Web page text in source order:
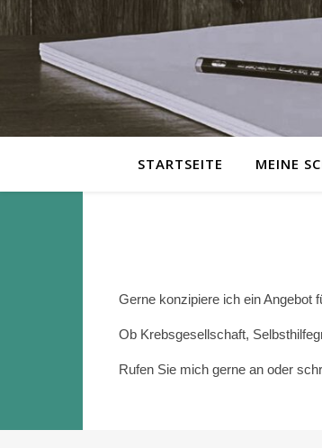
STARTSEITE MEINE
Gerne konzipiere ich ein Angebot
Ob Krebsgesellschaft,
Rufen Sie mich gerne an oder